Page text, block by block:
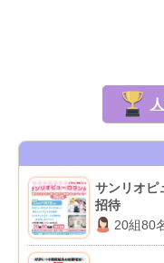
サンリオピ
招待
20組80